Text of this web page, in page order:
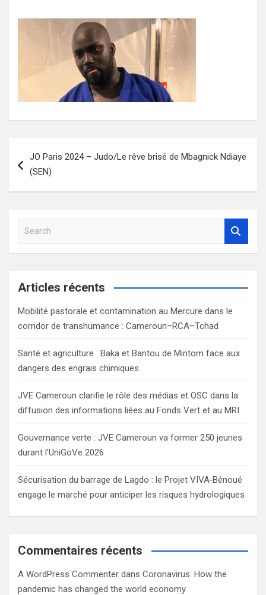
de
JO Paris 2024 – Judo/Le rêve brisé de Mbagnick Ndiaye
(SEN)
a
c
Articles récents
Mobilité pastorale et contamination au Mercure dans le
corridor de transhumance : Cameroun–RCA–Tchad
Santé et agriculture : Baka et Bantou de Mintom face aux
dangers des engrais chimiques
JVE Cameroun clarifie le rôle des médias et OSC dans la
diffusion des informations liées au Fonds Vert et au MRI
Gouvernance verte : JVE Cameroun va former 250 jeunes
durant l’UniGoVe 2026
Sécurisation du barrage de Lagdo : le Projet VIVA‑Bénoué
engage le marché pour anticiper les risques hydrologiques
Commentaires récents
A WordPress Commenter dans Coronavirus: How the
pandemic has changed the world economy